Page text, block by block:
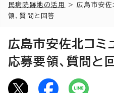
民病院跡地の活用
> 広島市安佐
領、質問と回答
広島市安佐北コミ
応募要領、質問と